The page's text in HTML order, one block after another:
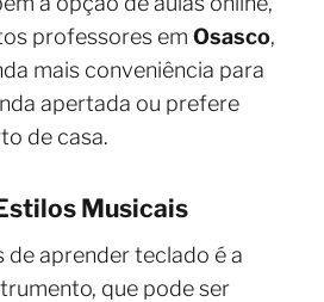
professores em Osasco,
mais conveniência para
apertada ou prefere
de casa.
Musicais
de aprender teclado é a
que pode ser